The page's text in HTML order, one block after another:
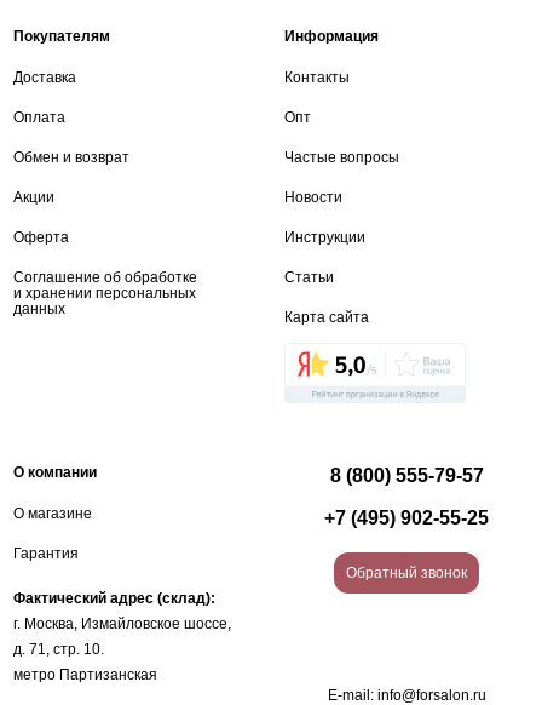
Покупателям
Доставка
Оплата
Обмен и возврат
Акции
Оферта
Соглашение об обработке
и хранении персональных
данных
Информация
Контакты
Опт
Частые вопросы
Новости
Инструкции
Статьи
Карта сайта
О компании
О магазине
Гарантия
Фактический адрес (склад):
г. Москва, Измайловское шоссе,
д. 71, стр. 10.
метро Партизанская
8 (800) 555-79-57
+7 (495) 902-55-25
Обратный звонок
E-mail: info@forsalon.ru